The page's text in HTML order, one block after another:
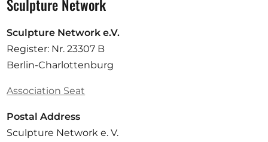
Sculpture Network
Sculpture Network e.V.
Register: Nr. 23307 B
Berlin-Charlottenburg
Association Seat
Postal Address
Sculpture Network e. V.